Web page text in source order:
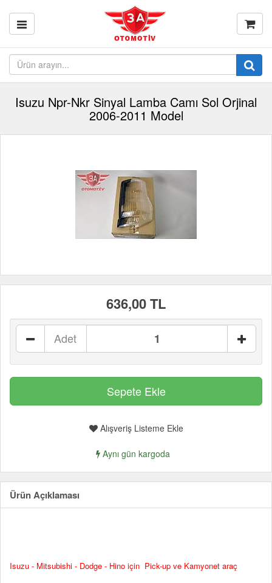
Isuzu Npr-Nkr Sinyal Lamba Camı Sol Orjinal
2006-2011 Model
636,00 TL
Adet
Alışveriş Listeme Ekle
Aynı gün kargoda
Ürün Açıklaması
Isuzu - Mitsubishi - Dodge - Hino için Pick-up ve Kamyonet araç